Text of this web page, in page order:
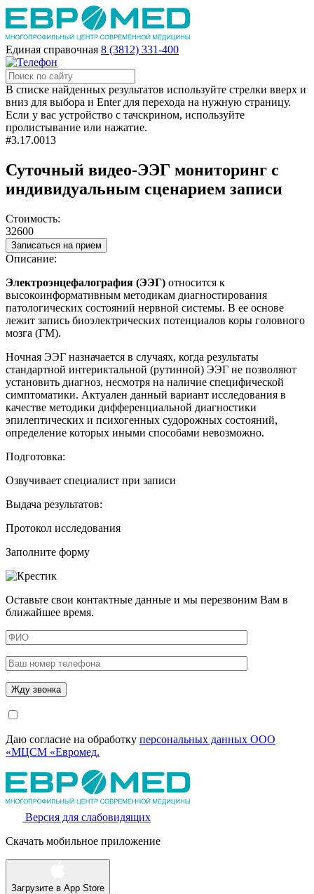
Единая справочная 8 (3812) 331-400
В списке найденных результатов используйте стрелки вверх и
вниз для выбора и Enter для перехода на нужную страницу.
Если у вас устройство с тачскрином, используйте
пролистывание или нажатие.
#3.17.0013
Суточный видео-ЭЭГ мониторинг с
индивидуальным сценарием записи
Стоимость:
32600
Записаться на прием
Описание:
Электроэнцефалография (ЭЭГ) относится к
высокоинформативным методикам диагностирования
патологических состояний нервной системы. В ее основе
лежит запись биоэлектрических потенциалов коры головного
мозга (ГМ).
Ночная ЭЭГ назначается в случаях, когда результаты
стандартной интериктальной (рутинной) ЭЭГ не позволяют
установить диагноз, несмотря на наличие специфической
симптоматики. Актуален данный вариант исследования в
качестве методики дифференциальной диагностики
эпилептических и психогенных судорожных состояний,
определение которых иными способами невозможно.
Подготовка:
Озвучивает специалист при записи
Выдача результатов:
Протокол исследования
Заполните форму
Оставьте свои контактные данные и мы перезвоним Вам в
ближайшее время.
Даю согласие на обработку персональных данных ООО
«МЦСМ «Евромед.
Версия для слабовидящих
Скачать мобильное приложение
Загрузите в App Store